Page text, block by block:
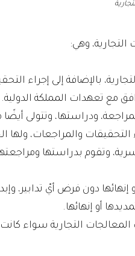
وهي:
بالإضافة إلى إجراء
مع تعهدات المملكة الدولية.
ودراستها، وتتولى أيضًا
والمراجعات،
وتقوم بدراستها
دون فرض أيّ تدابير،
أو إنهائها.
التجارية سواء كانت